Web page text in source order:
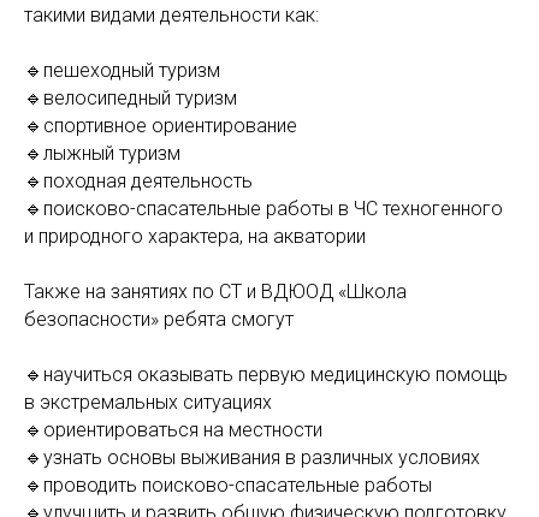
такими видами деятельности как:
🔹пешеходный туризм
🔹велосипедный туризм
🔹спортивное ориентирование
🔹лыжный туризм
🔹походная деятельность
🔹поисково-спасательные работы в ЧС техногенного
и природного характера, на акватории
Также на занятиях по СТ и ВДЮОД «Школа
безопасности» ребята смогут
🔹научиться оказывать первую медицинскую помощь
в экстремальных ситуациях
🔹ориентироваться на местности
🔹узнать основы выживания в различных условиях
🔹проводить поисково-спасательные работы